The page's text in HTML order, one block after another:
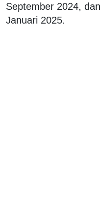
September 2024,
Januari 2025.